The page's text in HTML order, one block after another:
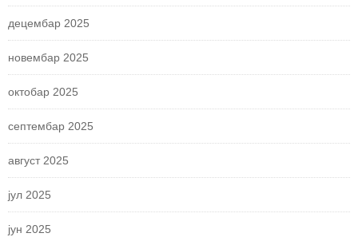
децембар 2025
новембар 2025
октобар 2025
септембар 2025
август 2025
јул 2025
јун 2025